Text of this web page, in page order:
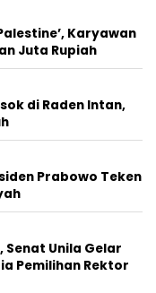
Karyawan
Juta Rupiah
di Raden Intan,
Prabowo Teken
Senat Unila Gelar
Pemilihan Rektor